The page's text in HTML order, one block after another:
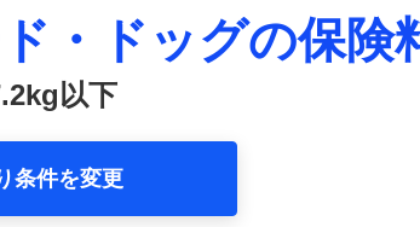
・ドッグの保険
以下
条件を変更